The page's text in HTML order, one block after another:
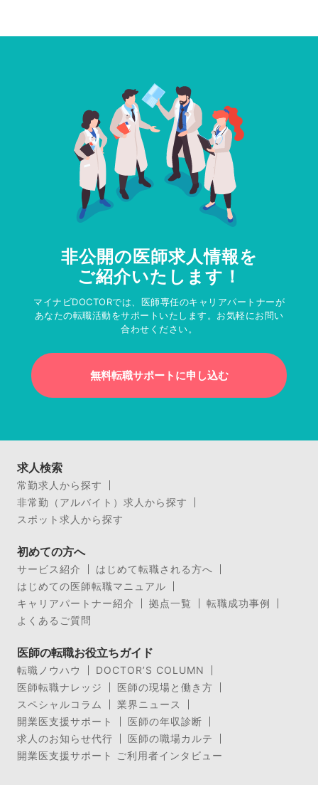
非公開の医師求人情報を
ご紹介いたします！
マイナビDOCTORでは、医師専任のキャリアパートナーが
あなたの転職活動をサポートいたします。お気軽にお問い
合わせください。
無料転職サポートに申し込む
求人検索
常勤求人から探す
非常勤（アルバイト）求人から探す
スポット求人から探す
初めての方へ
サービス紹介
はじめて転職される方へ
はじめての医師転職マニュアル
キャリアパートナー紹介
拠点一覧
転職成功事例
よくあるご質問
医師の転職お役立ちガイド
転職ノウハウ
DOCTOR’S COLUMN
医師転職ナレッジ
医師の現場と働き方
スペシャルコラム
業界ニュース
開業医支援サポート
医師の年収診断
求人のお知らせ代行
医師の職場カルテ
開業医支援サポート ご利用者インタビュー